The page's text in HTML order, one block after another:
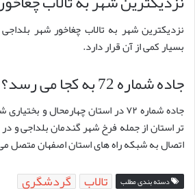
نزدیکترین شهر به تالاب چغاخور شهر
بسیار کمی از آن قرار دارد.
جاده شماره 72 به کجا می رسد؟
جاده شماره ۷۲ در استان چهارمحال و
تر استان از جمله فرخ شهر گندمان بلداجی و
اتصال به شبکه راه های استان اصفهان متصل
دسته بندی مطلب تالاب گردشگری